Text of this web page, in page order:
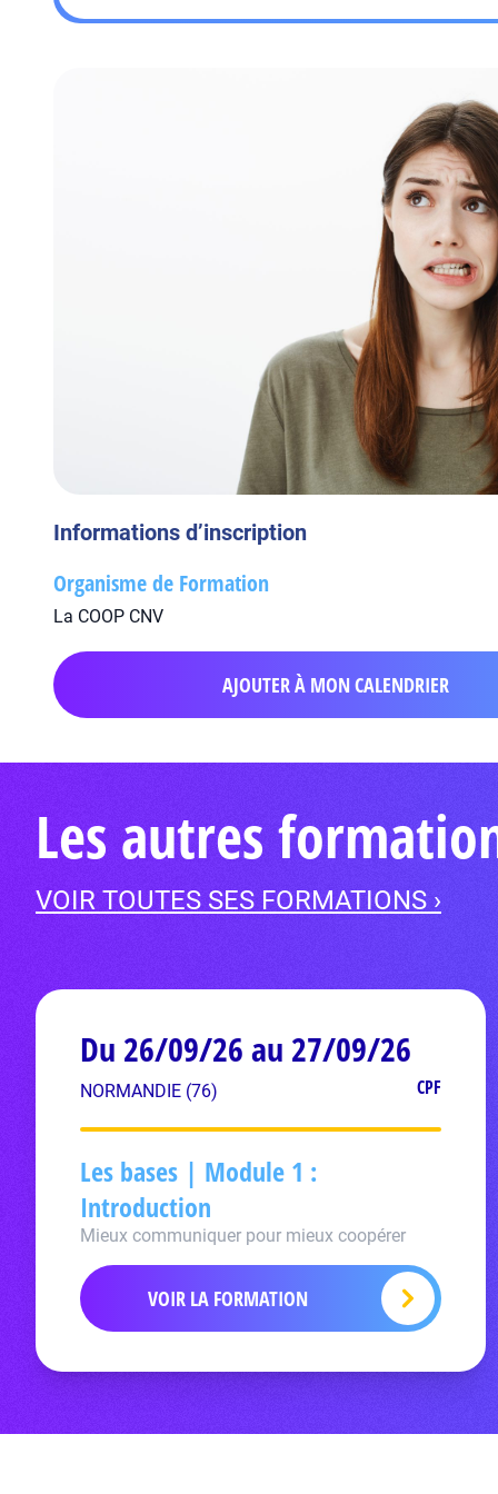
Informations d’inscription
Organisme de Formation
La COOP CNV
AJOUTER À MON CALENDRIER
Les autres
VOIR TOUTES SES FORMATIONS ›
Du 26/09/26 au 27/09/26
NORMANDIE (76) CPF
Les bases | Module 1 :
Introduction
Mieux communiquer pour mieux coopérer
VOIR LA FORMATION